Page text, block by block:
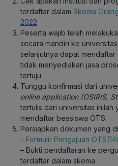
terdaftar dalam Skema
2022
Peserta wajib telah
secara mandiri ke
selanjutnya dapat
tidak menyediakan jasa
tertuju.
Tunggu konfirmasi dari
online application (OSIRIS,
tertulis dari universitas
mendaftar beasiswa OTS.
Persiapkan dokumen yang
– Formulir Pengajuan
– Bukti pendaftaran ke
terdaftar dalam skema